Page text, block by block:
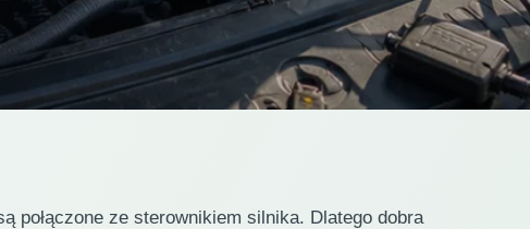
połączone ze sterownikiem silnika. Dlatego dobra